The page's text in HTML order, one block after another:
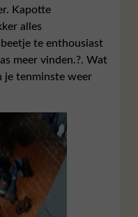
Kapotte
alles
te enthousiast
meer vinden.?. Wat
je tenminste weer